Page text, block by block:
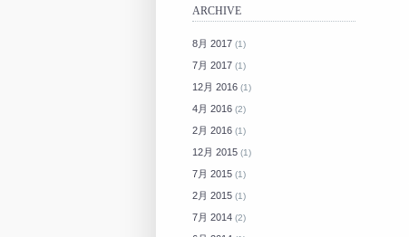
ARCHIVE
8月 2017 (1)
7月 2017 (1)
12月 2016 (1)
4月 2016 (2)
2月 2016 (1)
12月 2015 (1)
7月 2015 (1)
2月 2015 (1)
7月 2014 (2)